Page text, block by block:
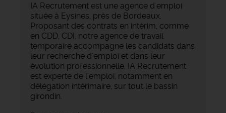
IA Recrutement est une agence d'emploi
située à Eysines, près de Bordeaux.
Proposant des contrats en intérim, comme
en CDD, CDI, notre agence de travail
temporaire accompagne les candidats dans
leur recherche d'emploi et dans leur
évolution professionnelle. IA Recrutement
est experte de l'emploi, notamment en
délégation intérimaire, sur tout le bassin
girondin.